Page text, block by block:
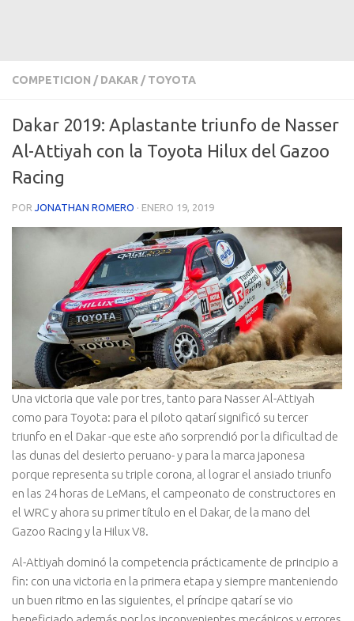
COMPETICION / DAKAR / TOYOTA
Dakar 2019: Aplastante triunfo de Nasser
Al-Attiyah con la Toyota Hilux del Gazoo
Racing
POR JONATHAN ROMERO · ENERO 19, 2019
Una victoria que vale por tres, tanto para Nasser Al-Attiyah
como para Toyota: para el piloto qatarí significó su tercer
triunfo en el Dakar -que este año sorprendió por la dificultad de
las dunas del desierto peruano- y para la marca japonesa
porque representa su triple corona, al lograr el ansiado triunfo
en las 24 horas de LeMans, el campeonato de constructores en
el WRC y ahora su primer título en el Dakar, de la mano del
Gazoo Racing y la Hilux V8.
Al-Attiyah dominó la competencia prácticamente de principio a
fin: con una victoria en la primera etapa y siempre manteniendo
un buen ritmo en las siguientes, el príncipe qatarí se vio